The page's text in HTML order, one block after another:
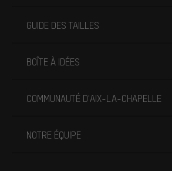
GUIDE DES TAILLES
BOÎTE À IDÉES
COMMUNAUTÉ D'AIX-LA-CHAPELLE
NOTRE ÉQUIPE